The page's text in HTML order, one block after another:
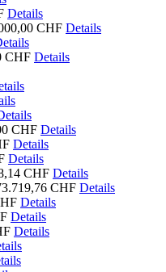
Details
CHF Details
CHF Details
CHF Details
Details
Details
CHF Details
CHF Details
Details
Details
Details